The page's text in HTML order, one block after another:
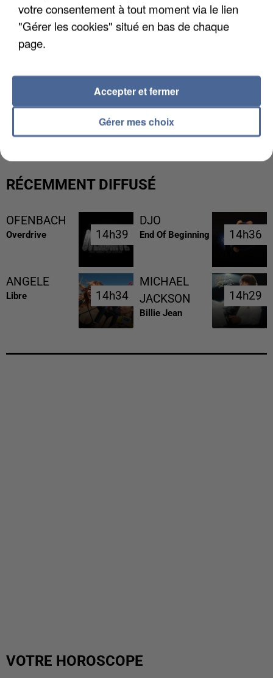
LES FRANÇAIS, FANS DE LA FLEMME
RÉCEMMENT DIFFUSÉ
OFENBACH
Overdrive 14h39
14h39
DJO
End Of Beginning 14h36
14h36
ANGELE
Libre 14h34
14h34
MICHAEL
JACKSON
Billie Jean
14h29
14h29
VOTRE HOROSCOPE
votre consentement à tout moment via le lien
"Gérer les cookies" situé en bas de chaque
page.
Gérer mes choix
Accepter et fermer